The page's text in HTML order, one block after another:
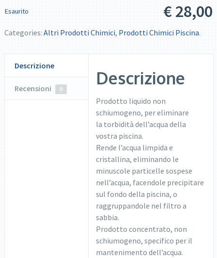
€28,00
Esaurito
Categories: Altri Prodotti Chimici, Prodotti Chimici Piscina.
Descrizione
Recensioni 0
Descrizione
Prodotto liquido non
schiumogeno, per eliminare
la torbidità dell’acqua della
vostra piscina.
Rende l’acqua limpida e
cristallina, eliminando le
minuscole particelle sospese
nell’acqua, facendole precipitare
sul fondo della piscina, o
raggruppandole nel filtro a
sabbia.
Prodotto concentrato, non
schiumogeno, specifico per il
mantenimento dell’acqua.